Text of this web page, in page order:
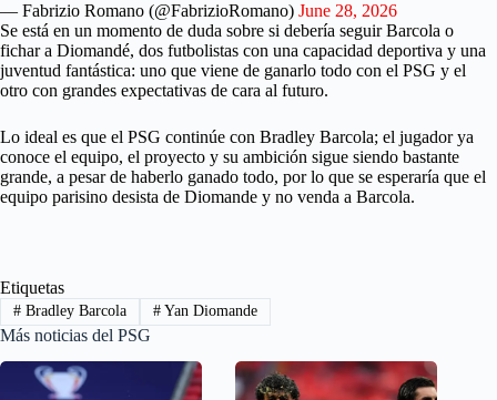
— Fabrizio Romano (@FabrizioRomano) June 28, 2026
Se está en un momento de duda sobre si debería seguir Barcola o
fichar a Diomandé, dos futbolistas con una capacidad deportiva y una
juventud fantástica: uno que viene de ganarlo todo con el PSG y el
otro con grandes expectativas de cara al futuro.
Lo ideal es que el PSG continúe con Bradley Barcola; el jugador ya
conoce el equipo, el proyecto y su ambición sigue siendo bastante
grande, a pesar de haberlo ganado todo, por lo que se esperaría que el
equipo parisino desista de Diomande y no venda a Barcola.
Etiquetas
#Bradley Barcola #Yan Diomande
Más noticias del PSG